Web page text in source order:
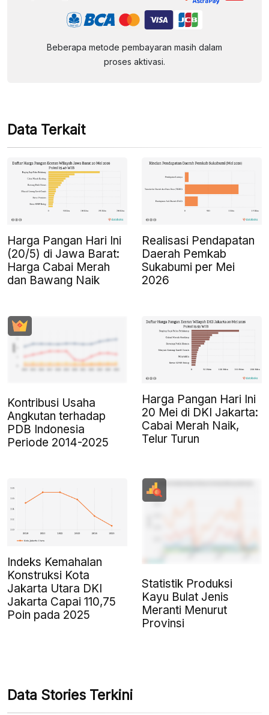
Beberapa metode pembayaran masih dalam
proses aktivasi.
Data Terkait
Harga Pangan Hari Ini
(20/5) di Jawa Barat:
Harga Cabai Merah
dan Bawang Naik
Realisasi Pendapatan
Daerah Pemkab
Sukabumi per Mei
2026
Kontribusi Usaha
Angkutan terhadap
PDB Indonesia
Periode 2014-2025
Harga Pangan Hari Ini
20 Mei di DKI Jakarta:
Cabai Merah Naik,
Telur Turun
Indeks Kemahalan
Konstruksi Kota
Jakarta Utara DKI
Jakarta Capai 110,75
Poin pada 2025
Statistik Produksi
Kayu Bulat Jenis
Meranti Menurut
Provinsi
Data Stories Terkini